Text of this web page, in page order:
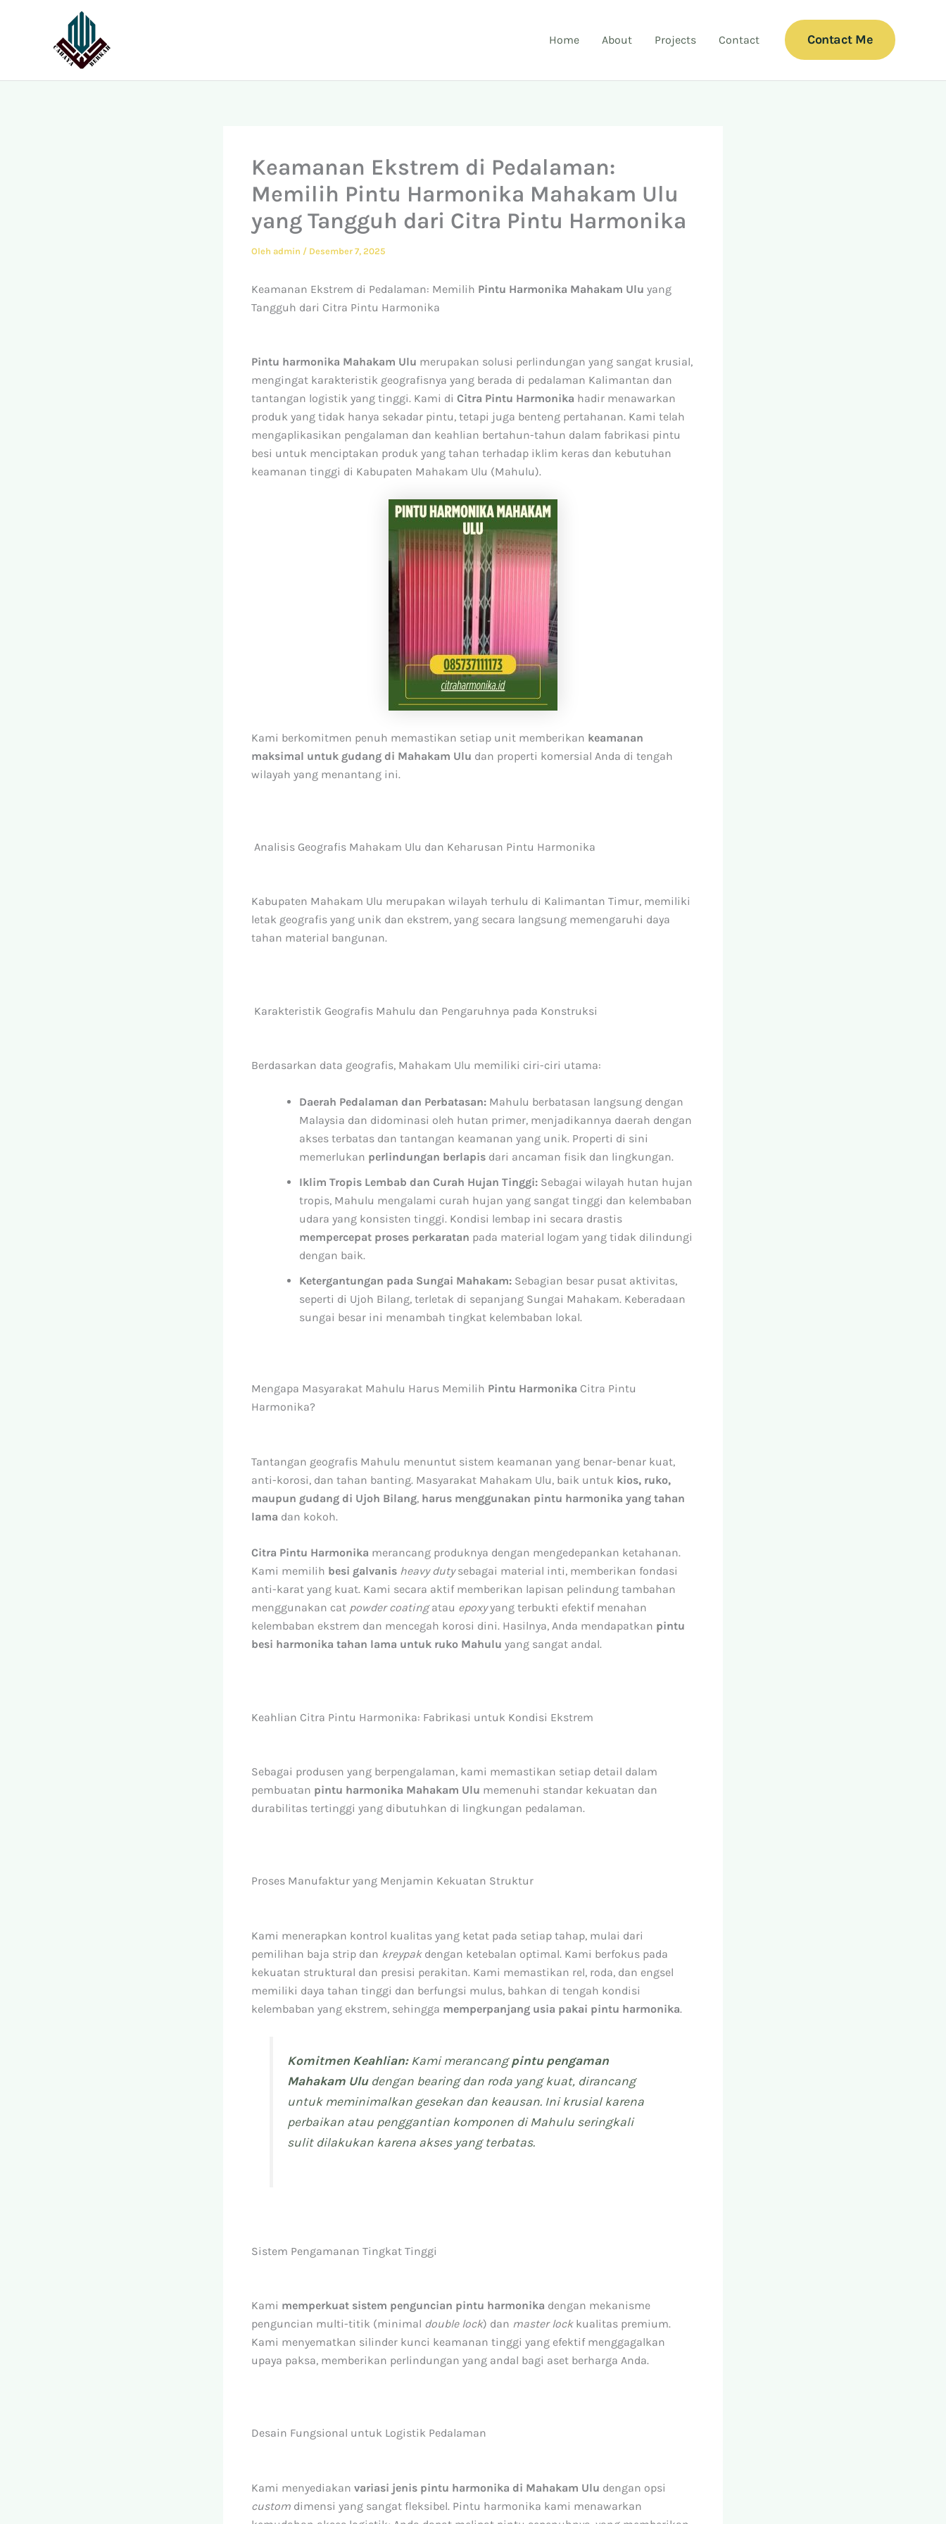
Home About Projects Contact Contact Me
Keamanan Ekstrem di Pedalaman:
Memilih Pintu Harmonika Mahakam Ulu
yang Tangguh dari Citra Pintu Harmonika
Oleh admin / Desember 7, 2025
Keamanan Ekstrem di Pedalaman: Memilih Pintu Harmonika Mahakam Ulu yang
Tangguh dari Citra Pintu Harmonika
Pintu harmonika Mahakam Ulu merupakan solusi perlindungan yang sangat krusial,
mengingat karakteristik geografisnya yang berada di pedalaman Kalimantan dan
tantangan logistik yang tinggi. Kami di Citra Pintu Harmonika hadir menawarkan
produk yang tidak hanya sekadar pintu, tetapi juga benteng pertahanan. Kami telah
mengaplikasikan pengalaman dan keahlian bertahun-tahun dalam fabrikasi pintu
besi untuk menciptakan produk yang tahan terhadap iklim keras dan kebutuhan
keamanan tinggi di Kabupaten Mahakam Ulu (Mahulu).
Kami berkomitmen penuh memastikan setiap unit memberikan keamanan
maksimal untuk gudang di Mahakam Ulu dan properti komersial Anda di tengah
wilayah yang menantang ini.
Analisis Geografis Mahakam Ulu dan Keharusan Pintu Harmonika
Kabupaten Mahakam Ulu merupakan wilayah terhulu di Kalimantan Timur, memiliki
letak geografis yang unik dan ekstrem, yang secara langsung memengaruhi daya
tahan material bangunan.
Karakteristik Geografis Mahulu dan Pengaruhnya pada Konstruksi
Berdasarkan data geografis, Mahakam Ulu memiliki ciri-ciri utama:
Daerah Pedalaman dan Perbatasan: Mahulu berbatasan langsung dengan
Malaysia dan didominasi oleh hutan primer, menjadikannya daerah dengan
akses terbatas dan tantangan keamanan yang unik. Properti di sini
memerlukan perlindungan berlapis dari ancaman fisik dan lingkungan.
Iklim Tropis Lembab dan Curah Hujan Tinggi: Sebagai wilayah hutan hujan
tropis, Mahulu mengalami curah hujan yang sangat tinggi dan kelembaban
udara yang konsisten tinggi. Kondisi lembap ini secara drastis
mempercepat proses perkaratan pada material logam yang tidak dilindungi
dengan baik.
Ketergantungan pada Sungai Mahakam: Sebagian besar pusat aktivitas,
seperti di Ujoh Bilang, terletak di sepanjang Sungai Mahakam. Keberadaan
sungai besar ini menambah tingkat kelembaban lokal.
Mengapa Masyarakat Mahulu Harus Memilih Pintu Harmonika Citra Pintu
Harmonika?
Tantangan geografis Mahulu menuntut sistem keamanan yang benar-benar kuat,
anti-korosi, dan tahan banting. Masyarakat Mahakam Ulu, baik untuk kios, ruko,
maupun gudang di Ujoh Bilang, harus menggunakan pintu harmonika yang tahan
lama dan kokoh.
Citra Pintu Harmonika merancang produknya dengan mengedepankan ketahanan.
Kami memilih besi galvanis heavy dutysebagai material inti, memberikan fondasi
anti-karat yang kuat. Kami secara aktif memberikan lapisan pelindung tambahan
menggunakan cat powder coatingatau epoxyyang terbukti efektif menahan
kelembaban ekstrem dan mencegah korosi dini. Hasilnya, Anda mendapatkan pintu
besi harmonika tahan lama untuk ruko Mahulu yang sangat andal.
Keahlian Citra Pintu Harmonika: Fabrikasi untuk Kondisi Ekstrem
Sebagai produsen yang berpengalaman, kami memastikan setiap detail dalam
pembuatan pintu harmonika Mahakam Ulu memenuhi standar kekuatan dan
durabilitas tertinggi yang dibutuhkan di lingkungan pedalaman.
Proses Manufaktur yang Menjamin Kekuatan Struktur
Kami menerapkan kontrol kualitas yang ketat pada setiap tahap, mulai dari
pemilihan baja strip dan kreypakdengan ketebalan optimal. Kami berfokus pada
kekuatan struktural dan presisi perakitan. Kami memastikan rel, roda, dan engsel
memiliki daya tahan tinggi dan berfungsi mulus, bahkan di tengah kondisi
kelembaban yang ekstrem, sehingga memperpanjang usia pakai pintu harmonika.
Komitmen Keahlian:Kami merancangpintu pengaman
Mahakam Uludengan bearingdan roda yang kuat, dirancang
untuk meminimalkan gesekan dan keausan. Ini krusial karena
perbaikan atau penggantian komponen di Mahulu seringkali
sulit dilakukan karena akses yang terbatas.
Sistem Pengamanan Tingkat Tinggi
Kami memperkuat sistem penguncian pintu harmonika dengan mekanisme
penguncian multi-titik (minimal double lock) dan master lockkualitas premium.
Kami menyematkan silinder kunci keamanan tinggi yang efektif menggagalkan
upaya paksa, memberikan perlindungan yang andal bagi aset berharga Anda.
Desain Fungsional untuk Logistik Pedalaman
Kami menyediakan variasi jenis pintu harmonika di Mahakam Ulu dengan opsi
custom dimensi yang sangat fleksibel. Pintu harmonika kami menawarkan